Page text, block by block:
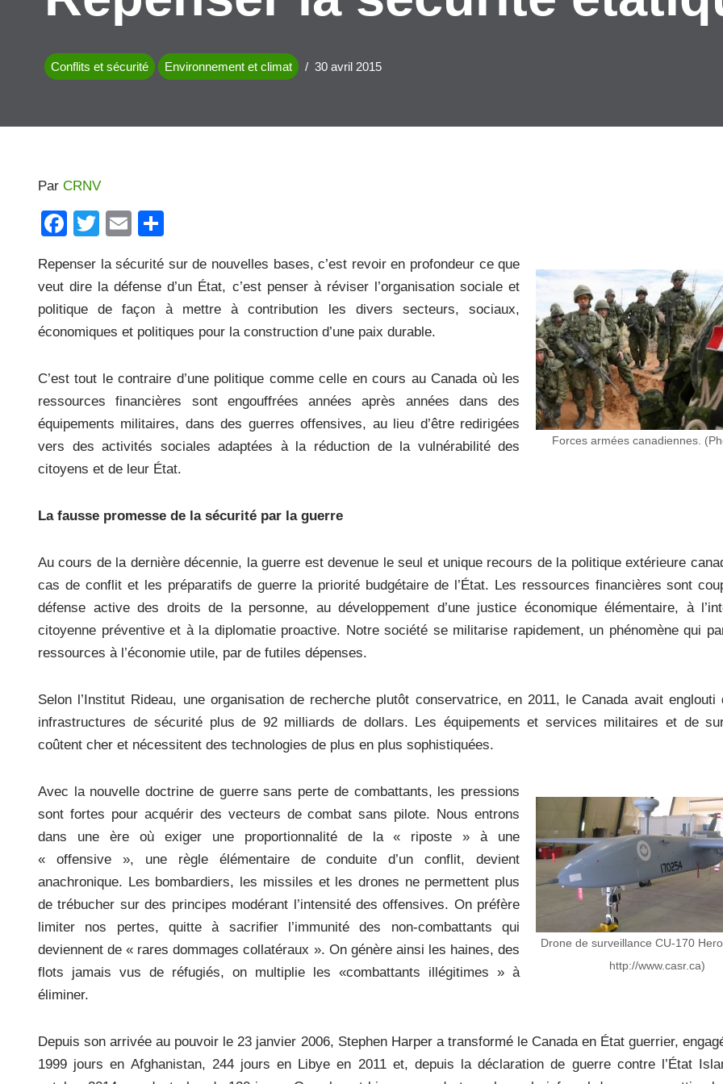
Conflits et sécurité Environnement et climat 30 avril 2015
Par CRNV
F
c
e
b
o
k
T
tt
er
E
ail ta
g
er
Forces armées canadiennes.
Repenser la sécurité sur de nouvelles bases, c’est revoir en profondeur ce que
veut dire la défense d’un État, c’est penser à réviser l’organisation sociale et
politique de façon à mettre à contribution les divers secteurs, sociaux,
économiques et politiques pour la construction d’une paix durable.
C’est tout le contraire d’une politique comme celle en cours au Canada où les
ressources financières sont engouffrées années après années dans des
équipements militaires, dans des guerres offensives, au lieu d’être redirigées
vers des activités sociales adaptées à la réduction de la vulnérabilité des
citoyens et de leur État.
La fausse promesse de la sécurité par la guerre
Au cours de la dernière décennie, la guerre est devenue le seul et unique recours de la politique extérieure
cas de conflit et les préparatifs de guerre la priorité budgétaire de l’État. Les ressources financières sont
défense active des droits de la personne, au développement d’une justice économique élémentaire, à
citoyenne préventive et à la diplomatie proactive. Notre société se militarise rapidement, un phénomène qui
ressources à l’économie utile, par de futiles dépenses.
Selon l’Institut Rideau, une organisation de recherche plutôt conservatrice, en 2011, le Canada avait englouti
infrastructures de sécurité plus de 92 milliards de dollars. Les équipements et services militaires et de
coûtent cher et nécessitent des technologies de plus en plus sophistiquées.
Drone de surveillance CU-170
http://www.casr.ca)
Avec la nouvelle doctrine de guerre sans perte de combattants, les pressions
sont fortes pour acquérir des vecteurs de combat sans pilote. Nous entrons
dans une ère où exiger une proportionnalité de la « riposte » à une
« offensive », une règle élémentaire de conduite d’un conflit, devient
anachronique. Les bombardiers, les missiles et les drones ne permettent plus
de trébucher sur des principes modérant l’intensité des offensives. On préfère
limiter nos pertes, quitte à sacrifier l’immunité des non-combattants qui
deviennent de « rares dommages collatéraux ». On génère ainsi les haines, des
flots jamais vus de réfugiés, on multiplie les «combattants illégitimes » à
éliminer.
Depuis son arrivée au pouvoir le 23 janvier 2006, Stephen Harper a transformé le Canada en État guerrier,
1999 jours en Afghanistan, 244 jours en Libye en 2011 et, depuis la déclaration de guerre contre l’État